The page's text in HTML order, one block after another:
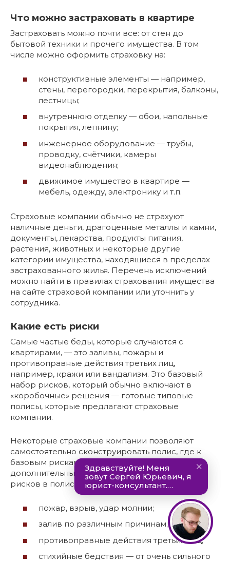
Что можно застраховать в квартире
Застраховать можно почти все: от стен до
бытовой техники и прочего имущества. В том
числе можно оформить страховку на:
конструктивные элементы — например,
стены, перегородки, перекрытия, балконы,
лестницы;
внутреннюю отделку — обои, напольные
покрытия, лепнину;
инженерное оборудование — трубы,
проводку, счётчики, камеры
видеонаблюдения;
движимое имущество в квартире —
мебель, одежду, электронику и т.п.
Страховые компании обычно не страхуют
наличные деньги, драгоценные металлы и камни,
документы, лекарства, продукты питания,
растения, животных и некоторые другие
категории имущества, находящиеся в пределах
застрахованного жилья. Перечень исключений
можно найти в правилах страхования имущества
на сайте страховой компании или уточнить у
сотрудника.
Какие есть риски
Самые частые беды, которые случаются с
квартирами, — это заливы, пожары и
противоправные действия третьих лиц,
например, кражи или вандализм. Это базовый
набор рисков, который обычно включают в
«коробочные» решения — готовые типовые
полисы, которые предлагают страховые
компании.
Некоторые страховые компании позволяют
самостоятельно сконструировать полис, где к
базовым рискам можно добавить
дополнительные. Вот таким может быть набор
рисков в полисе параноика:
пожар, взрыв, удар молнии;
залив по различным причинам;
противоправные действия третьих лиц;
стихийные бедствия — от очень сильного